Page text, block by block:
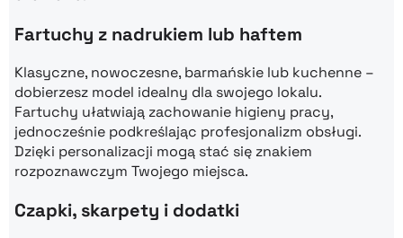
Fartuchy z nadrukiem lub haftem
Klasyczne, nowoczesne, barmańskie lub kuchenne –
dobierzesz model idealny dla swojego lokalu.
Fartuchy ułatwiają zachowanie higieny pracy,
jednocześnie podkreślając profesjonalizm obsługi.
Dzięki personalizacji mogą stać się znakiem
rozpoznawczym Twojego miejsca.
Czapki, skarpety i dodatki